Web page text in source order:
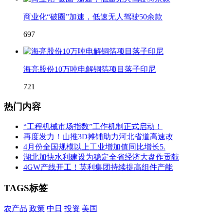
商业化“破圈”加速，低速无人驾驶50余款
697
海亮股份10万吨电解铜箔项目落子印尼
721
热门内容
“工程机械市场指数”工作机制正式启动！
再度发力！山推3D摊铺助力河北省道高速改
4月份全国规模以上工业增加值同比增长5.
湖北加快水利建设为稳定全省经济大盘作贡献
4GW产线开工！英利集团持续提高组件产能
TAGS标签
农产品 政策 中日 投资 美国